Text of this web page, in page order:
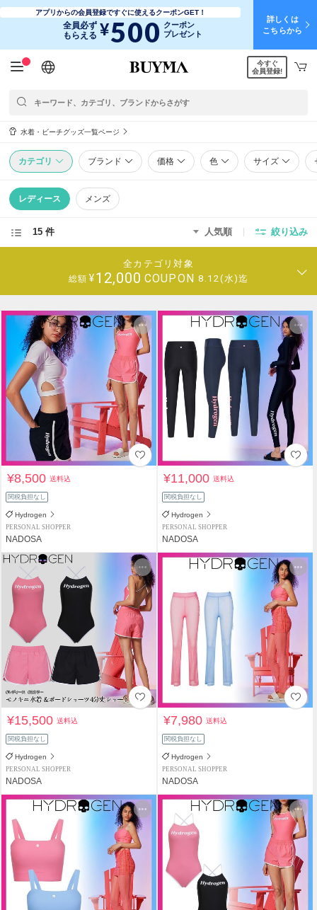
アプリからの会員登録ですぐに使えるクーポンGET！
全員必ず
もらえる ¥500 クーポン
プレゼント
詳しくは
こちらから
日本語
English
简体中文
繁體中文
今すぐ
会員登録!
水着・ビーチグッズ一覧ページ
カテゴリ ブランド 価格 色 サイズ
レディース メンズ
15 件 人気順 絞り込み
全カテゴリ対象
総額 ¥12,000 COUPON 8.12(水)迄
¥8,500送料込
関税負担なし
Hydrogen
PERSONAL SHOPPER
NADOSA
¥11,000送料込
関税負担なし
Hydrogen
PERSONAL SHOPPER
NADOSA
¥15,500送料込
関税負担なし
Hydrogen
PERSONAL SHOPPER
NADOSA
¥7,980送料込
関税負担なし
Hydrogen
PERSONAL SHOPPER
NADOSA